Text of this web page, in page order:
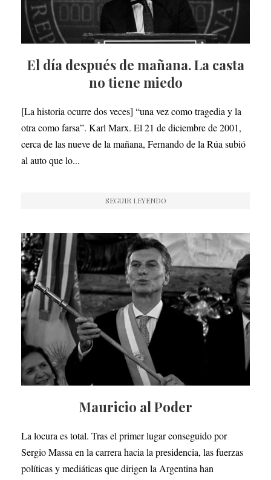
El día después de mañana. La casta
no tiene miedo
[La historia ocurre dos veces] “una vez como tragedia y la
otra como farsa”. Karl Marx. El 21 de diciembre de 2001,
cerca de las nueve de la mañana, Fernando de la Rúa subió
al auto que lo...
SEGUIR LEYENDO
Mauricio al Poder
La locura es total. Tras el primer lugar conseguido por
Sergio Massa en la carrera hacia la presidencia, las fuerzas
políticas y mediáticas que dirigen la Argentina han